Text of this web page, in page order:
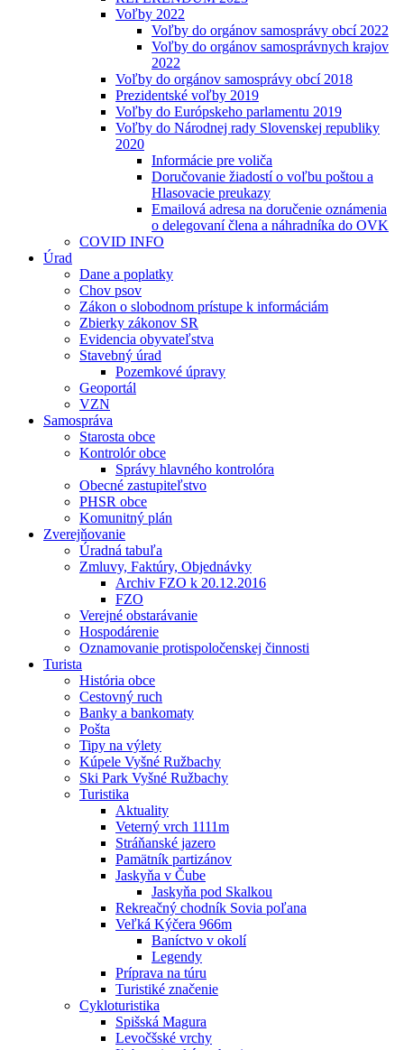
Voľby 2022
Voľby do orgánov samosprávy obcí 2022
Voľby do orgánov samosprávnych krajov
2022
Voľby do orgánov samosprávy obcí 2018
Prezidentské voľby 2019
Voľby do Európskeho parlamentu 2019
Voľby do Národnej rady Slovenskej republiky
2020
Informácie pre voliča
Doručovanie žiadostí o voľbu poštou a
Hlasovacie preukazy
Emailová adresa na doručenie oznámenia
o delegovaní člena a náhradníka do OVK
COVID INFO
Úrad
Dane a poplatky
Chov psov
Zákon o slobodnom prístupe k informáciám
Zbierky zákonov SR
Evidencia obyvateľstva
Stavebný úrad
Pozemkové úpravy
Geoportál
VZN
Samospráva
Starosta obce
Kontrolór obce
Správy hlavného kontrolóra
Obecné zastupiteľstvo
PHSR obce
Komunitný plán
Zverejňovanie
Úradná tabuľa
Zmluvy, Faktúry, Objednávky
Archiv FZO k 20.12.2016
FZO
Verejné obstarávanie
Hospodárenie
Oznamovanie protispoločenskej činnosti
Turista
História obce
Cestovný ruch
Banky a bankomaty
Pošta
Tipy na výlety
Kúpele Vyšné Ružbachy
Ski Park Vyšné Ružbachy
Turistika
Aktuality
Veterný vrch 1111m
Stráňanské jazero
Pamätník partizánov
Jaskyňa v Čube
Jaskyňa pod Skalkou
Rekreačný chodník Sovia poľana
Veľká Kýčera 966m
Baníctvo v okolí
Legendy
Príprava na túru
Turistiké značenie
Cykloturistika
Spišská Magura
Levočšské vrchy